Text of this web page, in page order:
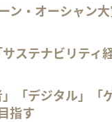
ン・オーシャン
ステナビリティ
「デジタル」「
指す